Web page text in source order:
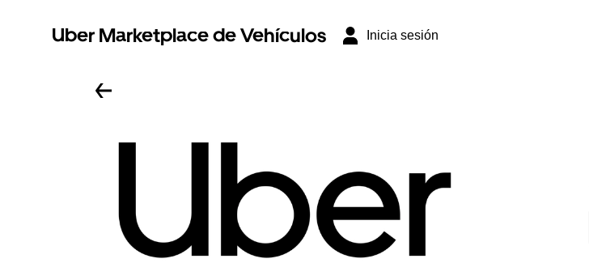
Uber Marketplace de Vehículos Inicia sesión